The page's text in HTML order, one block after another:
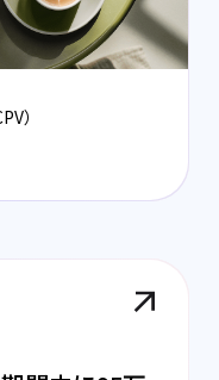
）